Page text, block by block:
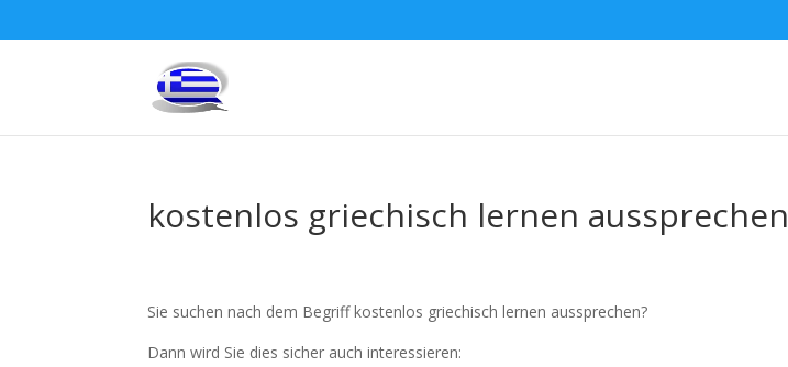
kostenlos griechisch lernen aussprechen
Sie suchen nach dem Begriff kostenlos griechisch lernen aussprechen?
Dann wird Sie dies sicher auch interessieren: